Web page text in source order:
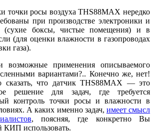
точки росы воздуха THS88MAX нередко
при производстве электроники и
(сухие боксы, чистые помещения) и в
(для оценки влажности в газопроводах
газа).
возможные применения описываемого
вариантами?.. Конечно же, нет!
что датчик THS88MAX — это
решение для задач, где требуется
контроль точки росы и влажности в
А каких именно задач, имеет смысл
, поясняя, где конкретно Вы
КИП использовать.